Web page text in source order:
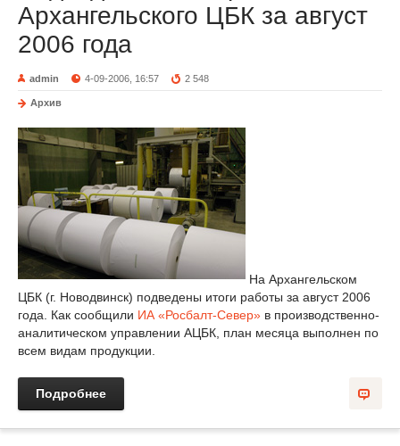
Архангельского ЦБК за август
2006 года
admin 4-09-2006, 16:57 2 548
Архив
На Архангельском
ЦБК (г. Новодвинск) подведены итоги работы за август 2006
года. Как сообщили ИА «Росбалт-Север» в производственно-
аналитическом управлении АЦБК, план месяца выполнен по
всем видам продукции.
Подробнее